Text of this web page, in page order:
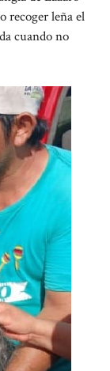
recoger leña el
cuando no